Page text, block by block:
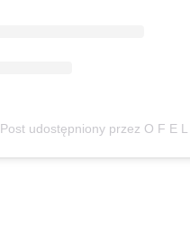
Post udostępniony przez O F E